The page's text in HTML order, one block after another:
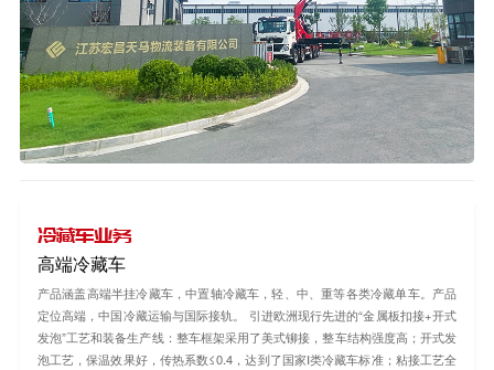
冷藏车业务
高端冷藏车
产品涵盖高端半挂冷藏车，中置轴冷藏车，轻、中、重等各类冷藏单车。产品
定位高端，中国冷藏运输与国际接轨。 引进欧洲现行先进的“金属板扣接+开式
发泡”工艺和装备生产线：整车框架采用了美式铆接，整车结构强度高；开式发
泡工艺，保温效果好，传热系数≤0.4，达到了国家Ⅰ类冷藏车标准；粘接工艺全